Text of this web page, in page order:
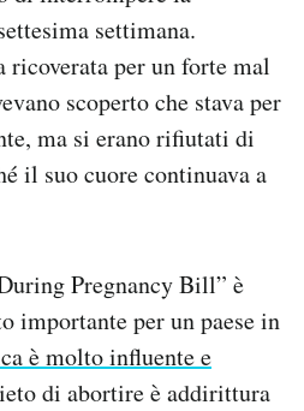
settimana.
ricoverata per un forte mal
scoperto che stava per
ma si erano rifiutati di
il suo cuore continuava a
Pregnancy Bill” è
importante per un paese in
è molto influente e
di abortire è addirittura